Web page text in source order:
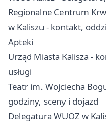
Regionalne Centrum
w Kaliszu - kontakt,
Apteki
Urząd Miasta Kalisza -
usługi
Teatr im. Wojciecha
godziny, sceny i dojazd
Delegatura WUOZ w